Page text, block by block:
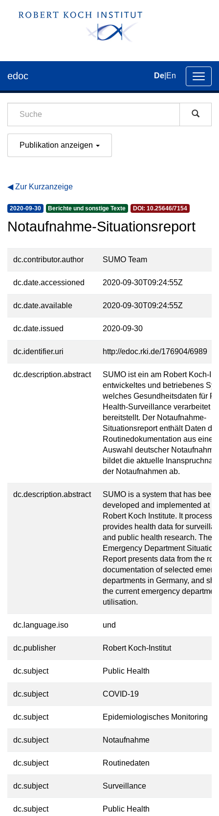
der
edoc De En
Publikation anzeigen
Zur Kurzanzeige
2020-09-30 Berichte und sonstige Texte DOI: 10.25646/7154
Notaufnahme-Situationsreport
dc.contributor.author SUMO Team
dc.date.accessioned 2020-09-30T09:24:55Z
dc.date.available 2020-09-30T09:24:55Z
dc.date.issued 2020-09-30
dc.identifier.uri http://edoc.rki.de/176904/6989
dc.description.abstract
SUMO ist ein am Robert Koch-
entwickeltes und betriebenes
welches Gesundheitsdaten für
Health-Surveillance verarbeitet
bereitstellt. Der Notaufnahme-
Situationsreport enthält Daten der
Routinedokumentation aus einer
Auswahl deutscher
bildet die aktuelle
der Notaufnahmen ab.
dc.description.abstract
SUMO is a system that has been
developed and implemented at
Robert Koch Institute. It
provides health data for
and public health research. The
Emergency Department Situation
Report presents data from the
documentation of selected
departments in Germany, and
the current emergency
utilisation.
dc.language.iso und
dc.publisher Robert Koch-Institut
dc.subject Public Health
dc.subject COVID-19
dc.subject Epidemiologisches Monitoring
dc.subject Notaufnahme
dc.subject Routinedaten
dc.subject Surveillance
dc.subject Public Health